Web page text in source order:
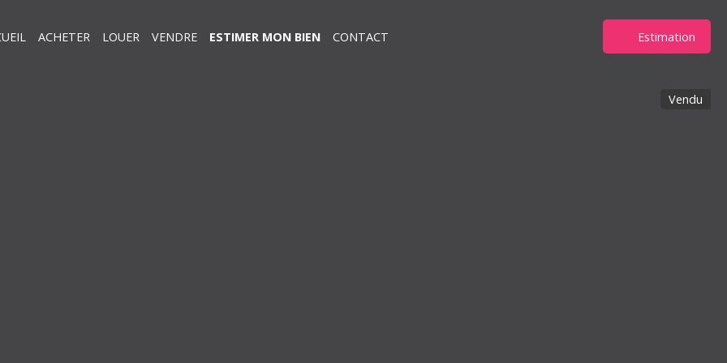
ACHETER LOUER VENDRE ESTIMER MON BIEN CONTACT Estimation
Vendu